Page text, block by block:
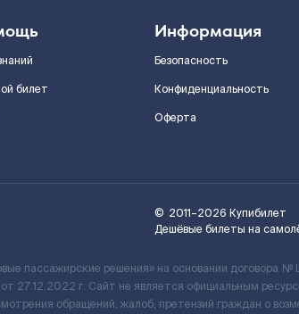
билет
Информация
Безопасность
Конфиденциальность
Оферта
© 2011–2026 Купибилет
Дешёвые билеты на
пассажирские решения» на основании договора
г. Сайт не является официальным
обращений, жалоб, претензий граждан о